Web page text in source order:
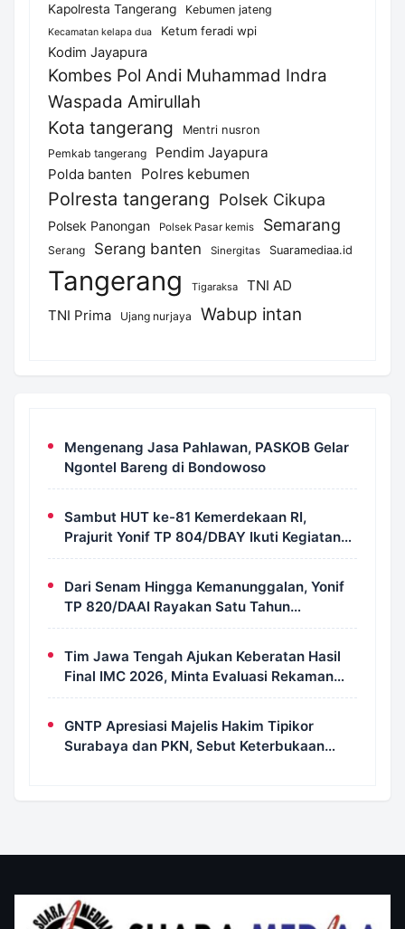
Kapolresta Tangerang Kebumen jateng
Kecamatan kelapa dua Ketum feradi wpi
Kodim Jayapura
Kombes Pol Andi Muhammad Indra
Waspada Amirullah
Kota tangerang
Mentri nusron
Pemkab tangerang
Pendim Jayapura
Polda banten
Polres kebumen
Polresta tangerang Polsek Cikupa
Polsek Panongan Polsek Pasar kemis Semarang
Serang Serang banten Sinergitas Suaramediaa.id
Tangerang Tigaraksa
TNI AD
TNI Prima
Ujang nurjaya Wabup intan
Mengenang Jasa Pahlawan, PASKOB Gelar
Ngontel Bareng di Bondowoso
Sambut HUT ke-81 Kemerdekaan RI,
Prajurit Yonif TP 804/DBAY Ikuti Kegiatan
Donor Darah
Dari Senam Hingga Kemanunggalan, Yonif
TP 820/DAAI Rayakan Satu Tahun
Pengabdian dengan Semangat
Tim Jawa Tengah Ajukan Keberatan Hasil
Final IMC 2026, Minta Evaluasi Rekaman
dan Scorecard Juri
GNTP Apresiasi Majelis Hakim Tipikor
Surabaya dan PKN, Sebut Keterbukaan